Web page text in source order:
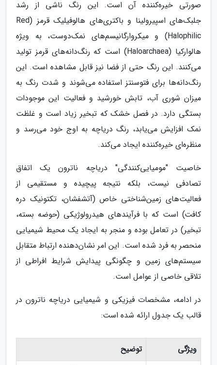
صورتی خیره‌کننده آن است. این رنگ ناشی از رشد
جلبک‌های اسپیرولینا و باکتری‌های هالوفیلیک قرمز (Red
Halophilic) و میکروارگانیسم‌های نمک‌دوست، به ویژه
هالوارکیا (Haloarchaea) است که رنگ‌دانه‌های قرمز تولید
می‌کنند. این رنگ حتی از فضا نیز قابل مشاهده است. این
رنگ‌دانه‌ها برای فتوسنتز استفاده می‌شوند و شدت رنگ به
میزان شوری آب، تابش خورشید و فعالیت این موجودات
بستگی دارد. در فصل خشک که تبخیر زیاد است و غلظت
نمک افزایش می‌یابد، رنگ دریاچه به اوج خود می‌رسد و
منظره‌ای خیره‌کننده ایجاد می‌کند.
خاصیت "مومیایی‌کنندگی" دریاچه ناترون یک اتفاق
تصادفی نیست، بلکه نتیجه پیچیده و مستقیمی از
فعالیت‌های زمین‌شناختی خاص (آتشفشان، تکتونیک دره
کافت) است که با فرآیندهای هیدرولوژیکی (حوضه بسته،
تبخیر) در تعامل بوده و منجر به ایجاد یک محیط شیمیایی
منحصر به فرد شده است. این امر نشان‌دهنده ارتباط متقابل
سیستم‌های زمین و چگونگی پیدایش شرایط افراطی از
تلاقی خاصی از عوامل است.
در ادامه، مشخصات فیزیکی و شیمیایی دریاچه ناترون در
قالب یک جدول ارائه شده است:
ویژگی
توضیح